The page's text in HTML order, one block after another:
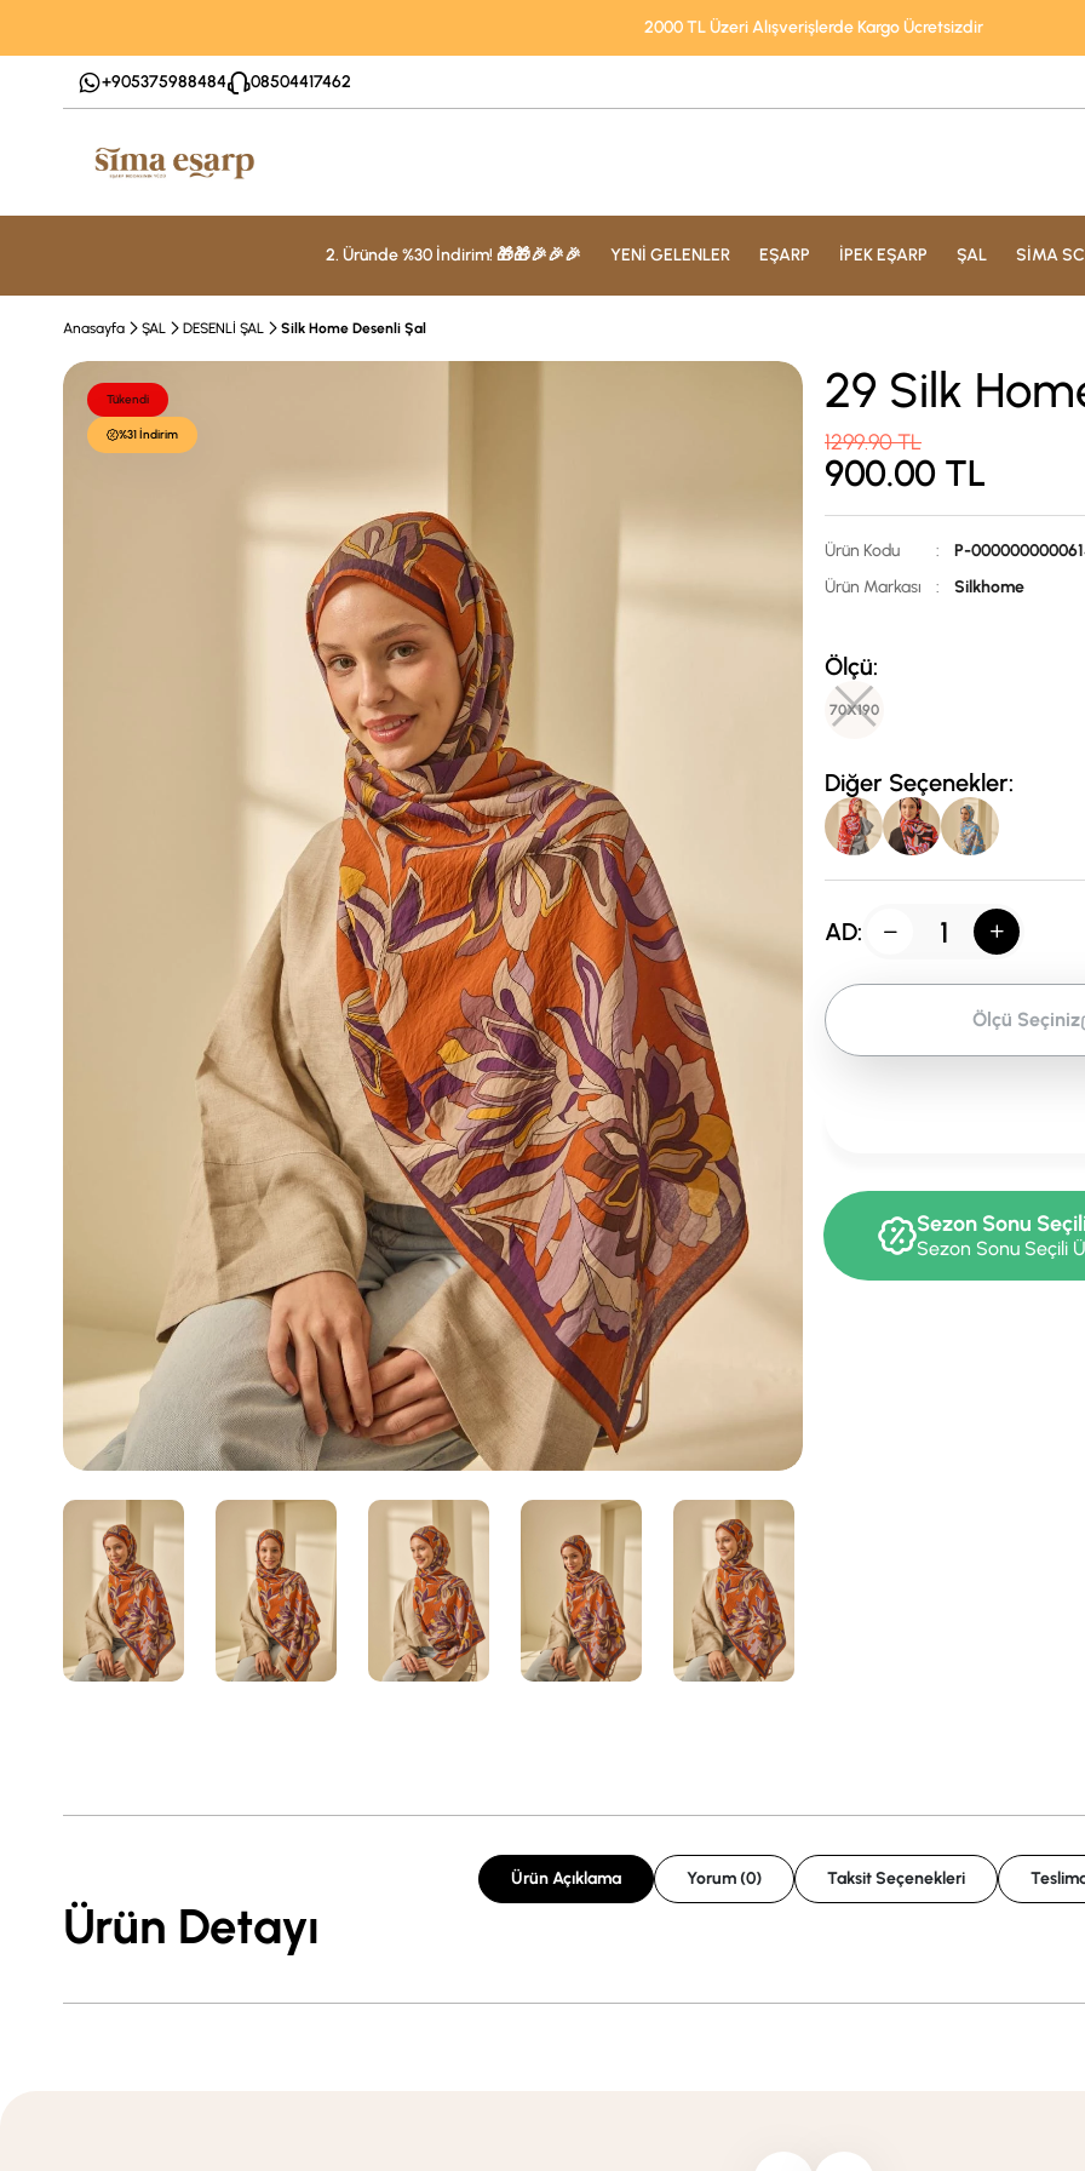
2000 TL Üzeri Alışverişlerde Kargo Ücretsizdir
+905375988484 08504417462
2. Üründe %30 İndirim! 🎁🎁🎉🎉🎉 YENİ GELENLER EŞARP İPEK EŞARP ŞAL SİMA
Anasayfa ŞAL DESENLİ ŞAL Silk Home Desenli Şal
Tükendi
%31 İndirim
29 Silk
1299.90TL
900.00 TL
Ürün Kodu :
P-
Ürün Markası
: Silkhome
Ölçü:
70X190
Diğer Seçenekler:
AD:
Ölçü Seçiniz
Sezon Sonu
Sezon Sonu Seçili
Ürün Açıklama Yorum (0) Taksit Seçenekleri
Ürün Detayı